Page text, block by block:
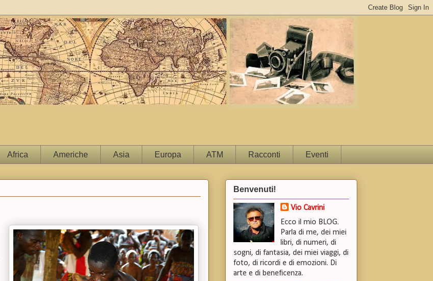
Africa Americhe Asia Europa ATM Racconti Eventi
Benvenuti!
Vio Cavrini
Ecco il mio BLOG.
Parla di me, dei miei
libri, di numeri, di
sogni, di fantasia, dei miei viaggi, di
foto, di ricordi e di emozioni. Di
arte e di beneficenza.